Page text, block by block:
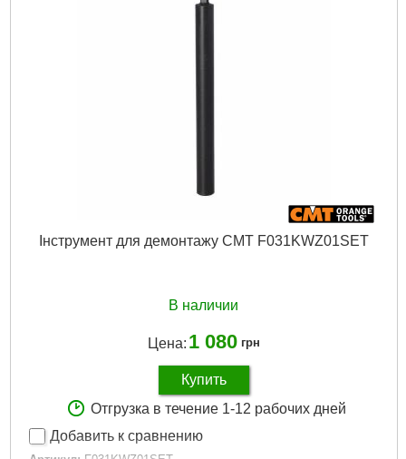
Інструмент для демонтажу CMT F031KWZ01SET
В наличии
Цена: 1 080 грн
Купить
Отгрузка в течение 1-12 рабочих дней
Добавить к сравнению